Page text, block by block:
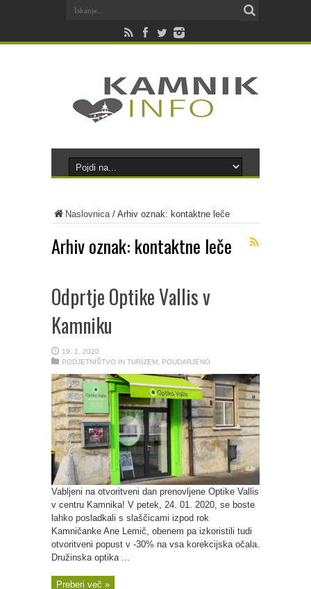
Naslovnica/ Arhiv oznak: kontaktne leče
Arhiv oznak: kontaktne leče
Odprtje Optike Vallis v
Kamniku
19. 1. 2020
PODJETNIŠTVO IN TURIZEM
POUDARJENO
Vabljeni na otvoritveni dan prenovljene Optike Vallis
v centru Kamnika! V petek, 24. 01. 2020, se boste
lahko posladkali s slaščicami izpod rok
Kamničanke Ane Lemič, obenem pa izkoristili tudi
otvoritveni popust v -30% na vsa korekcijska očala.
Družinska optika ...
Preberi več »